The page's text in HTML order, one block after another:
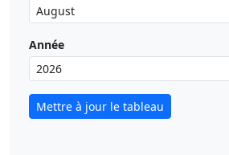
Année
Mettre à jour le tableau